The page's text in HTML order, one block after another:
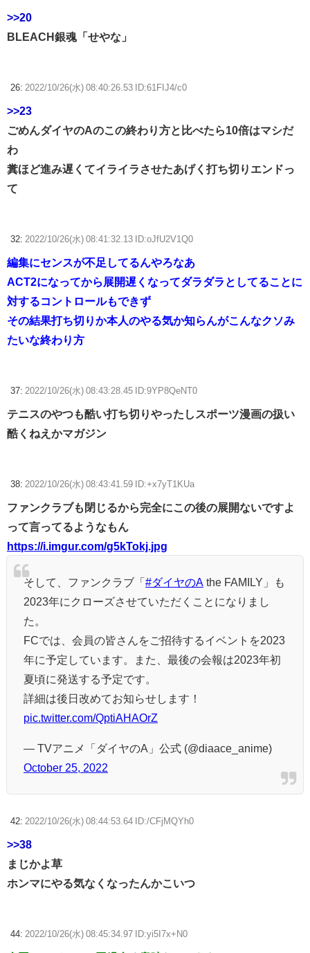
>>20
BLEACH銀魂「せやな」
26: 2022/10/26(水) 08:40:26.53 ID:61FIJ4/c0
>>23
ごめんダイヤのAのこの終わり方と比べたら10倍はマシだ
わ
糞ほど進み遅くてイライラさせたあげく打ち切りエンドっ
て
32: 2022/10/26(水) 08:41:32.13 ID:oJfU2V1Q0
編集にセンスが不足してるんやろなあ
ACT2になってから展開遅くなってダラダラとしてることに
対するコントロールもできず
その結果打ち切りか本人のやる気か知らんがこんなクソみ
たいな終わり方
37: 2022/10/26(水) 08:43:28.45 ID:9YP8QeNT0
テニスのやつも酷い打ち切りやったしスポーツ漫画の扱い
酷くねえかマガジン
38: 2022/10/26(水) 08:43:41.59 ID:+x7yT1KUa
ファンクラブも閉じるから完全にこの後の展開ないですよ
って言ってるようなもん
https://i.imgur.com/g5kTokj.jpg
そして、ファンクラブ「 #ダイヤのA the FAMILY」も
2023年にクローズさせていただくことになりまし
た。
FCでは、会員の皆さんをご招待するイベントを2023
年に予定しています。また、最後の会報は2023年初
夏頃に発送する予定です。
詳細は後日改めてお知らせします！
pic.twitter.com/QptiAHAOrZ
— TVアニメ「ダイヤのA」公式 (@diaace_anime)
October 25, 2022
42: 2022/10/26(水) 08:44:53.64 ID:/CFjMQYh0
>>38
まじかよ草
ホンマにやる気なくなったんかこいつ
44: 2022/10/26(水) 08:45:34.97 ID:yi5I7x+N0